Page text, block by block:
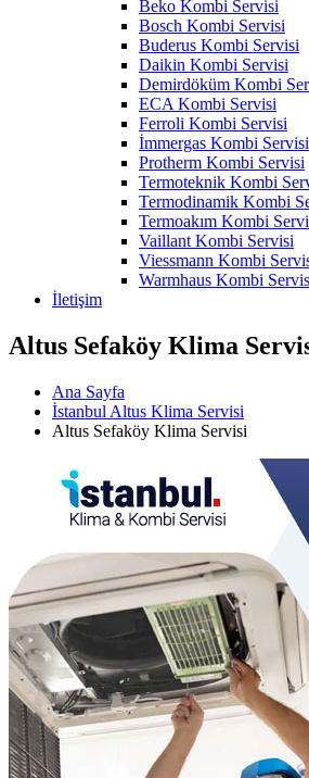
Beko Kombi Servisi
Bosch Kombi Servisi
Buderus Kombi Servisi
Daikin Kombi Servisi
Demirdöküm Kombi
ECA Kombi Servisi
Ferroli Kombi Servisi
İmmergas Kombi Servisi
Protherm Kombi Servisi
Termoteknik Kombi
Termodinamik Kombi
Termoakım Kombi
Vaillant Kombi Servisi
Viessmann Kombi
Warmhaus Kombi
İletişim
Altus Sefaköy Klima
Ana Sayfa
İstanbul Altus Klima Servisi
Altus Sefaköy Klima Servisi